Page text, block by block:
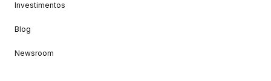
Investimentos
Blog
Newsroom